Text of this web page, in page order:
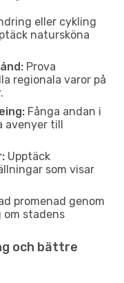
eller cykling
natursköna
Prova
regionala varor på
Fånga andan i
avenyer till
Upptäck
som visar
promenad genom
om stadens
och bättre